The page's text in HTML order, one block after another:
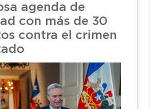
agenda de
con más de 30
contra el crimen